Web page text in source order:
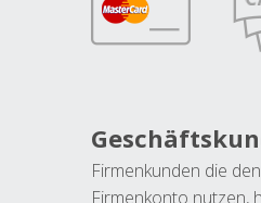
Firmenkunden die
Firmenkonto nutzen,